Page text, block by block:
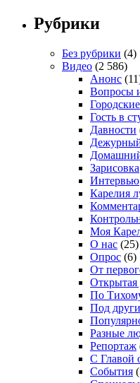
Рубрики
Без рубрики (4)
Видео (2 586)
Анонс
Вопросы
Гость в
Давности
Зарисовка
Интервью
Карелия
Моя
О нас (25)
Опрос (6)
От
Открытая
По
Под
Разные
Репортаж
С Главой
События